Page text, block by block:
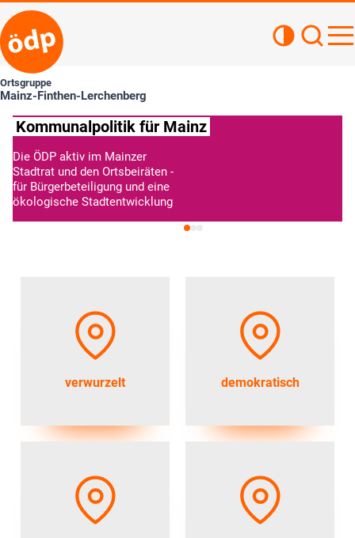
Ortsgruppe
Mainz-Finthen-Lerchenberg
Unsere Politik für die Mainzer Ortsbezirke!
Die ÖDP setzt sich für mehr
Kompetenzen der Mainzer
Ortsbeiräte ein.
» Weitere Informationen
verwurzelt demokratisch